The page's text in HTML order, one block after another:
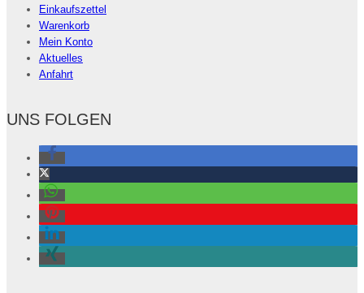
Einkaufszettel
Warenkorb
Mein Konto
Aktuelles
Anfahrt
UNS FOLGEN